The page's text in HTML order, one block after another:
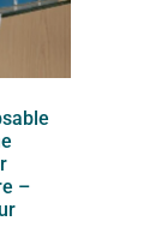
–